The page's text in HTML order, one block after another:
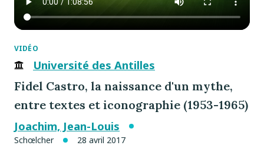
VIDÉO
Université des Antilles
Fidel Castro, la naissance d'un mythe,
entre textes et iconographie (1953-1965)
Joachim, Jean-Louis
Schœlcher 28 avril 2017